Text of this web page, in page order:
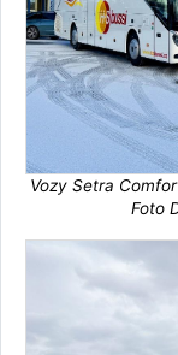
Vozy Setra
Foto